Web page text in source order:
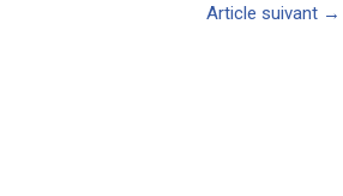
Article suivant →